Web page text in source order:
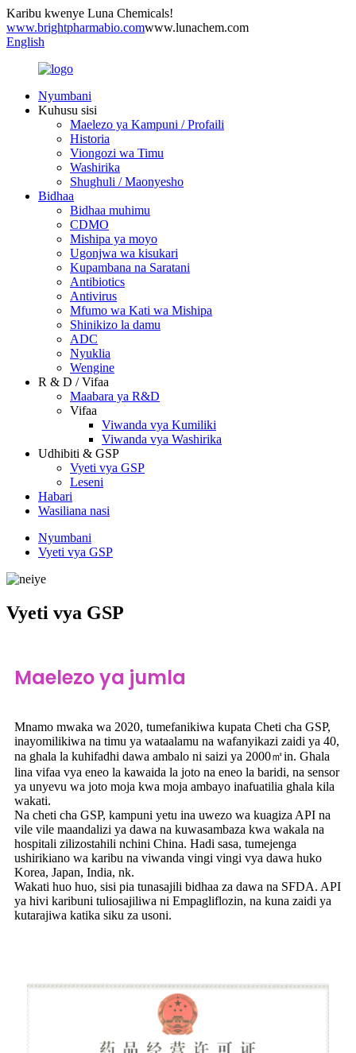
Karibu kwenye Luna Chemicals!
www.brightpharmabio.comwww.lunachem.com
English
Nyumbani
Kuhusu sisi
Maelezo ya Kampuni / Profaili
Historia
Viongozi wa Timu
Washirika
Shughuli / Maonyesho
Bidhaa
Bidhaa muhimu
CDMO
Mishipa ya moyo
Ugonjwa wa kisukari
Kupambana na Saratani
Antibiotics
Antivirus
Mfumo wa Kati wa Mishipa
Shinikizo la damu
ADC
Nyuklia
Wengine
R & D / Vifaa
Maabara ya R&D
Vifaa
Viwanda vya Kumiliki
Viwanda vya Washirika
Udhibiti & GSP
Vyeti vya GSP
Leseni
Habari
Wasiliana nasi
Nyumbani
Vyeti vya GSP
Vyeti vya GSP
Maelezo ya jumla
Mnamo mwaka wa 2020, tumefanikiwa kupata Cheti cha GSP,
inayomilikiwa na timu ya wataalamu na wafanyikazi zaidi ya 40,
na ghala la kuhifadhi dawa ambalo ni saizi ya 2000㎡in. Ghala
lina vifaa vya eneo la kawaida la joto na eneo la baridi, na sensor
ya unyevu wa joto moja kwa moja ambayo inafuatilia ghala kila
wakati.
Na cheti cha GSP, kampuni yetu ina uwezo wa kuagiza API na
vile vile maandalizi ya dawa na kuwasambaza kwa wakala na
hospitali zilizostahili nchini China. Hadi sasa, tumejenga
ushirikiano wa karibu na viwanda vingi vingi vya dawa huko
Korea, Japan, India, nk.
Wakati huo huo, sisi pia tunasajili bidhaa za dawa na SFDA. API
ya hivi karibuni tuliosajiliwa ni Empagliflozin, na kuna zaidi ya
kutarajiwa katika siku za usoni.